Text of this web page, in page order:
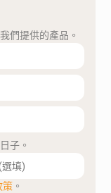
們提供的產品。
子。
策 。